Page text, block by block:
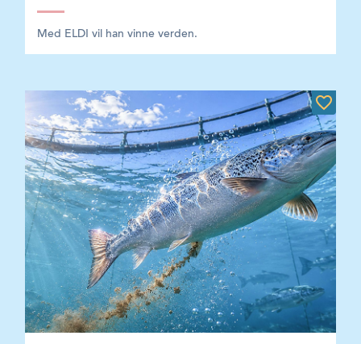
Med ELDI vil han vinne verden.